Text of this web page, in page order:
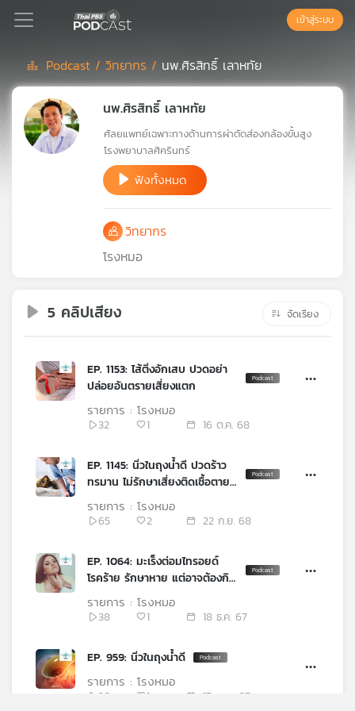
Podcast
เพล
บทความ
กิจกรรม
เข้าสู่ระบบ
Podcast / วิทยากร / นพ.ศิรสิทธิ์ เลาหทัย
นพ.ศิรสิทธิ์ เลาหทัย
ศัลยแพทย์เฉพาะทางด้านการผ่าตัดส่องกล้องขั้นสูง
โรงพยาบาลศิครินทร์
ฟังทั้งหมด
วิทยากร
โรงหมอ
5 คลิปเสียง จัดเรียง
EP. 1153: ไส้ติ่งอักเสบ ปวดอย่า
ปล่อยอันตรายเสี่ยงแตก
32 1 16 ต.ค. 68
รายการ : โรงหมอ
EP. 1145: นิ่วในถุงน้ำดี ปวดร้าว
ทรมาน ไม่รักษาเสี่ยงติดเชื้อตาย
65
2 22 ก.ย. 68
รายการ : โรงหมอ
EP. 1064: มะเร็งต่อมไทรอยด์
โรคร้าย รักษาหาย แต่อาจต้องกิน
ยาตลอดชีวิต
38
1 18 ธ.ค. 67
รายการ : โรงหมอ
EP. 959: นิ่วในถุงน้ำดี
30 1 17 เม.ย. 67
รายการ : โรงหมอ